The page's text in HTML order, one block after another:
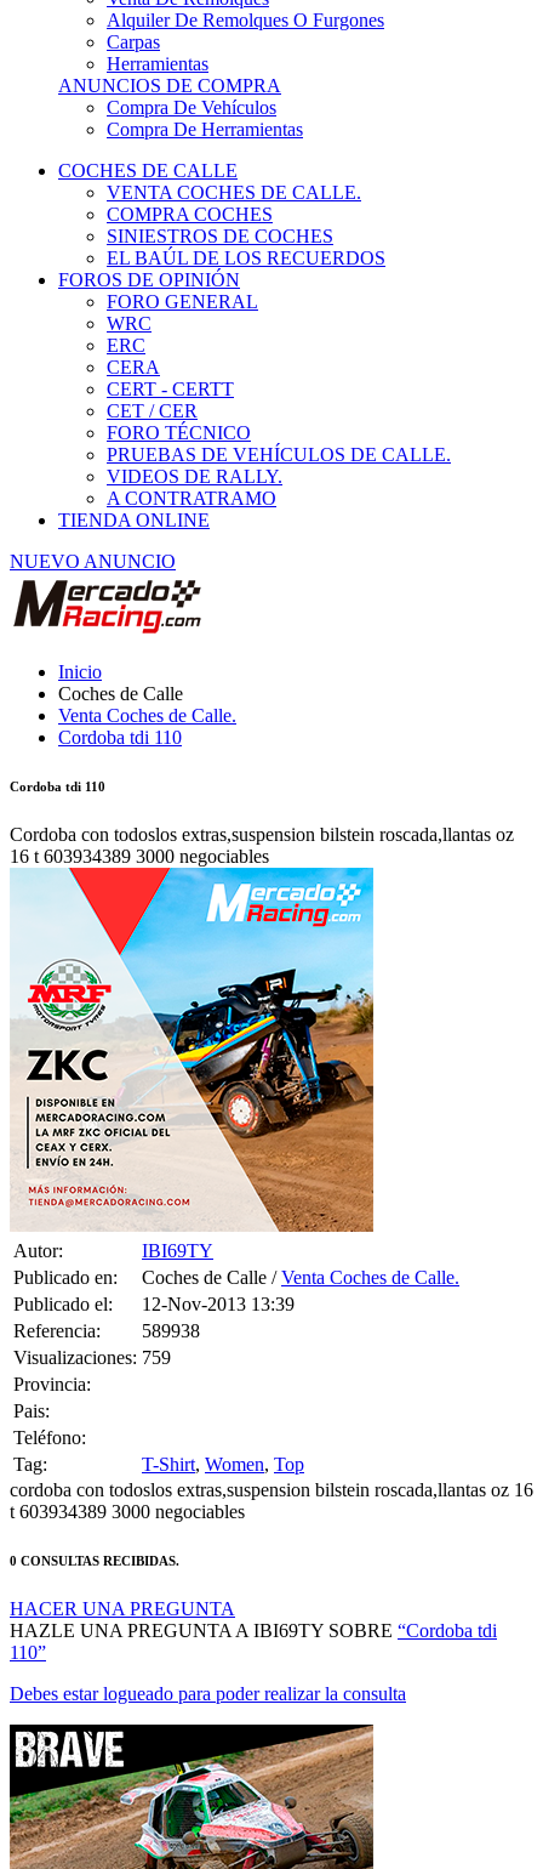
Alquiler De Remolques O Furgones
Carpas
Herramientas
ANUNCIOS DE COMPRA
Compra De Vehículos
Compra De Herramientas
COCHES DE CALLE
VENTA COCHES DE CALLE.
COMPRA COCHES
SINIESTROS DE COCHES
EL BAÚL DE LOS RECUERDOS
FOROS DE OPINIÓN
FORO GENERAL
WRC
ERC
CERA
CERT - CERTT
CET / CER
FORO TÉCNICO
PRUEBAS DE VEHÍCULOS DE CALLE.
VIDEOS DE RALLY.
A CONTRATRAMO
TIENDA ONLINE
NUEVO ANUNCIO
Inicio
Coches de Calle
Venta Coches de Calle.
Cordoba tdi 110
Cordoba tdi 110
Cordoba con todoslos extras,suspension bilstein roscada,llantas oz
16 t 603934389 3000 negociables
Autor:
IBI69TY
Publicado en:
Coches de Calle /Venta Coches de Calle.
Publicado el:
12-Nov-2013 13:39
Referencia:
589938
Visualizaciones: 759
Provincia:
Pais:
Teléfono:
Tag:
T-Shirt, Women, Top
cordoba con todoslos extras,suspension bilstein roscada,llantas oz 16
t 603934389 3000 negociables
0 CONSULTAS RECIBIDAS.
HACER UNA PREGUNTA
HAZLE UNA PREGUNTA A IBI69TY SOBRE “Cordoba tdi
110”
Debes estar logueado para poder realizar la consulta